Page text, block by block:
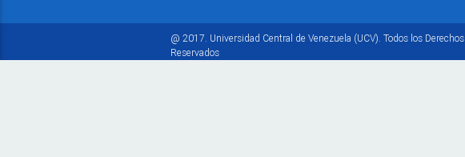
@ 2017. Universidad Central de Venezuela (UCV). Todos los Derechos
Reservados